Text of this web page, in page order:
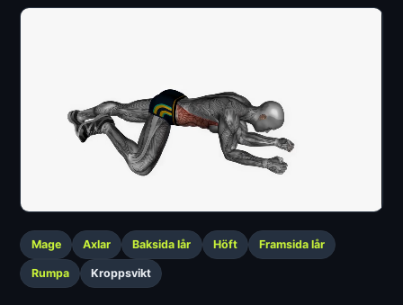
Mage Axlar Baksida lår Höft Framsida lår
Rumpa Kroppsvikt